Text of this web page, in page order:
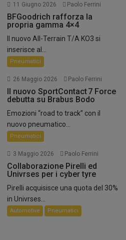
11 Giugno 2026 Paolo Ferrini
BFGoodrich rafforza la
propria gamma 4×4
Il nuovo All-Terrain T/A KO3 si
inserisce al...
Pneumatici
26 Maggio 2026 Paolo Ferrini
Il nuovo SportContact 7 Force
debutta su Brabus Bodo
Emozioni “road to track” con il
nuovo pneumatico...
Pneumatici
3 Maggio 2026 Paolo Ferrini
Collaborazione Pirelli ed
Univrses per i cyber tyre
Pirelli acquisisce una quota del 30%
in Univrses...
Automotive Pneumatici